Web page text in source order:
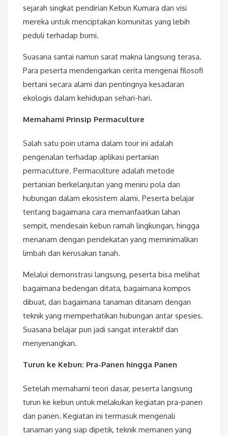
sejarah singkat pendirian Kebun Kumara dan visi
mereka untuk menciptakan komunitas yang lebih
peduli terhadap bumi.
Suasana santai namun sarat makna langsung terasa.
Para peserta mendengarkan cerita mengenai filosofi
bertani secara alami dan pentingnya kesadaran
ekologis dalam kehidupan sehari-hari.
Memahami Prinsip Permaculture
Salah satu poin utama dalam tour ini adalah
pengenalan terhadap aplikasi pertanian
permaculture. Permaculture adalah metode
pertanian berkelanjutan yang meniru pola dan
hubungan dalam ekosistem alami. Peserta belajar
tentang bagaimana cara memanfaatkan lahan
sempit, mendesain kebun ramah lingkungan, hingga
menanam dengan pendekatan yang meminimalkan
limbah dan kerusakan tanah.
Melalui demonstrasi langsung, peserta bisa melihat
bagaimana bedengan ditata, bagaimana kompos
dibuat, dan bagaimana tanaman ditanam dengan
teknik yang memperhatikan hubungan antar spesies.
Suasana belajar pun jadi sangat interaktif dan
menyenangkan.
Turun ke Kebun: Pra-Panen hingga Panen
Setelah memahami teori dasar, peserta langsung
turun ke kebun untuk melakukan kegiatan pra-panen
dan panen. Kegiatan ini termasuk mengenali
tanaman yang siap dipetik, teknik memanen yang